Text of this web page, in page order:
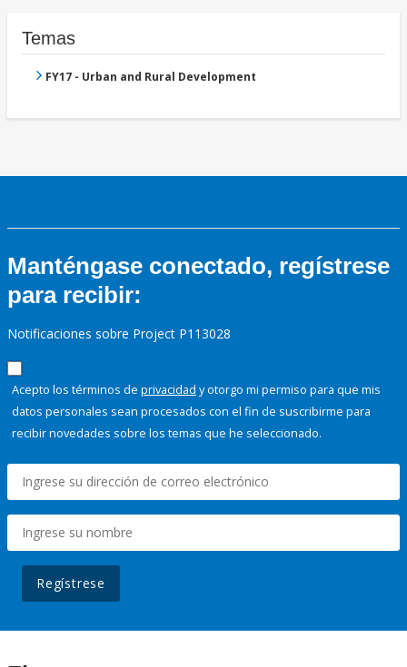
Temas
FY17 - Urban and Rural Development
Manténgase conectado, regístrese
para recibir:
Notificaciones sobre Project P113028
Acepto los términos de privacidad y otorgo mi permiso para que mis
datos personales sean procesados con el fin de suscribirme para
recibir novedades sobre los temas que he seleccionado.
Regístrese